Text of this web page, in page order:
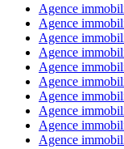
Agence
Agence
Agence
Agence
Agence
Agence
Agence
Agence
Agence
Agence